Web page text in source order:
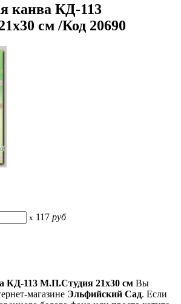
канва КД-113
см /Код 20690
x 117 руб
КД-113 М.П.Студия 21х30 см Вы
магазине Эльфийский Сад. Если